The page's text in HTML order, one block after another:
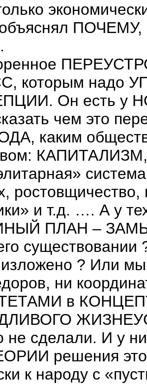
ПОЧЕМУ,
которым надо
Он есть у
чем это
каким
и т.д. …. А у
ПЛАН –
существовании
? Или
ни
в
не сделали. И у
решения
к народу с